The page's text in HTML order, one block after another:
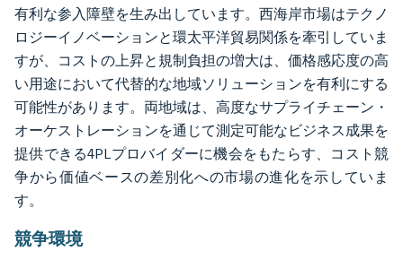
有利な参入障壁を生み出しています。西海岸市場はテクノ
ロジーイノベーションと環太平洋貿易関係を牽引していま
すが、コストの上昇と規制負担の増大は、価格感応度の高
い用途において代替的な地域ソリューションを有利にする
可能性があります。両地域は、高度なサプライチェーン・
オーケストレーションを通じて測定可能なビジネス成果を
提供できる4PLプロバイダーに機会をもたらす、コスト競
争から価値ベースの差別化への市場の進化を示していま
す。
競争環境